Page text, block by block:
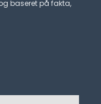
baseret på fakta,